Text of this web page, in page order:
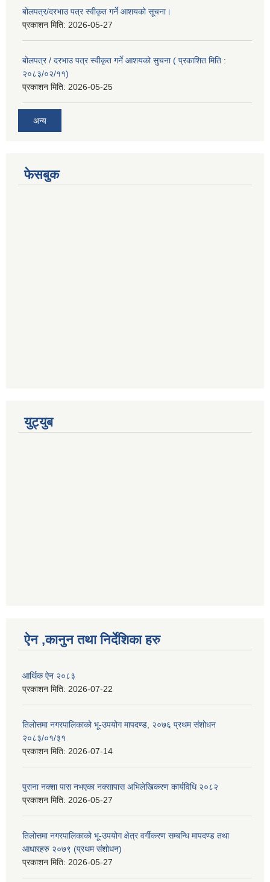
बोलपत्र/दरभाउ पत्र स्वीकृत गर्ने आशयको सूचना।
प्रकाशन मिति: 2026-05-27
बोलपत्र / दरभाउ पत्र स्वीकृत गर्ने आशयको सुचना ( प्रकाशित मिति :
२०८३/०२/११)
प्रकाशन मिति: 2026-05-25
अन्य
फेसबुक
युट्युब
ऐन ,कानुन तथा निर्देशिका हरु
आर्थिक ऐन २०८३
प्रकाशन मिति: 2026-07-22
तिलोत्तमा नगरपालिकाको भू-उपयोग मापदण्ड, २०७६ प्रथम संशोधन
२०८३/०१/३१
प्रकाशन मिति: 2026-07-14
पुराना नक्शा पास नभएका नक्सापास अभिलेखिकरण कार्यविधि २०८२
प्रकाशन मिति: 2026-05-27
तिलोत्तमा नगरपालिकाको भू-उपयोग क्षेत्र वर्गीकरण सम्बन्धि मापदण्ड तथा
आधारहरु २०७९ (प्रथम संशोधन)
प्रकाशन मिति: 2026-05-27